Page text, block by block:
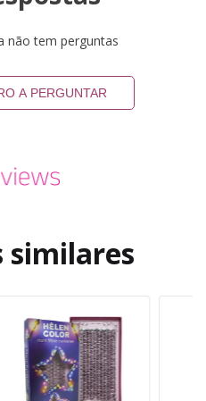
não tem perguntas
A PERGUNTAR
similares